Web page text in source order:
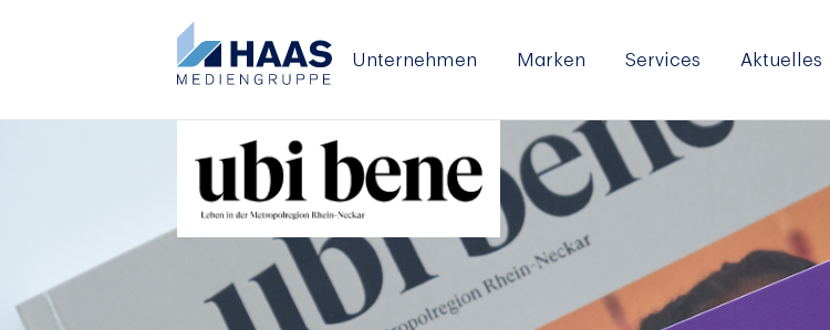
Unternehmen Marken Services Aktuelles